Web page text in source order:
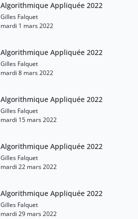
Algorithmique Appliquée 2022
Gilles Falquet
mardi 1 mars 2022
Algorithmique Appliquée 2022
Gilles Falquet
mardi 8 mars 2022
Algorithmique Appliquée 2022
Gilles Falquet
mardi 15 mars 2022
Algorithmique Appliquée 2022
Gilles Falquet
mardi 22 mars 2022
Algorithmique Appliquée 2022
Gilles Falquet
mardi 29 mars 2022